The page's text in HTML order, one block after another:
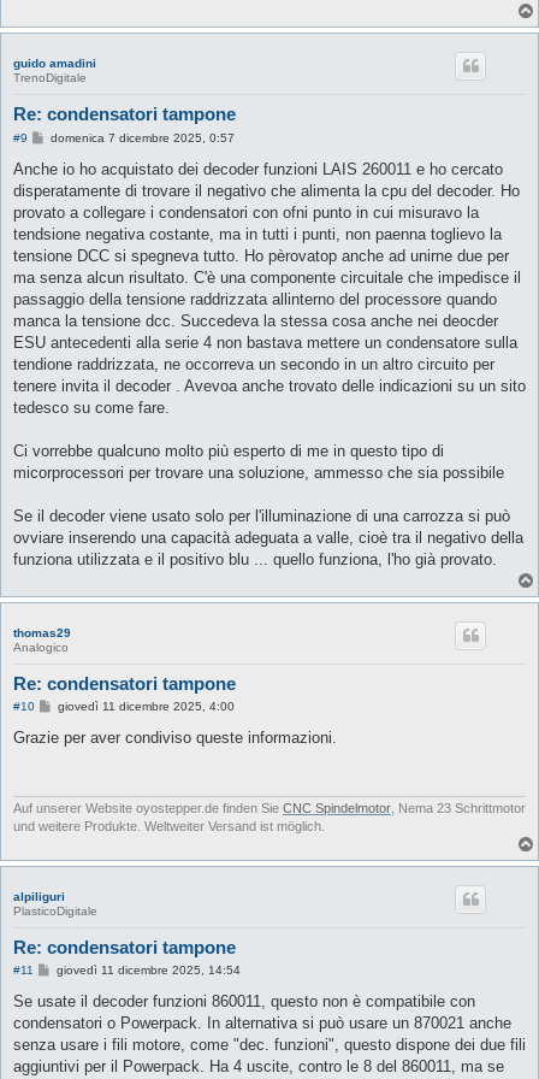
guido amadini
TrenoDigitale
Re: condensatori tampone
#9
M
s
a
g
i
o
domenica 7 dicembre 2025, 0:57
Anche io ho acquistato dei decoder funzioni LAIS 260011 e ho cercato
disperatamente di trovare il negativo che alimenta la cpu del decoder. Ho
provato a collegare i condensatori con ofni punto in cui misuravo la
tendsione negativa costante, ma in tutti i punti, non paenna toglievo la
tensione DCC si spegneva tutto. Ho pèrovatop anche ad unirne due per
ma senza alcun risultato. C'è una componente circuitale che impedisce il
passaggio della tensione raddrizzata allinterno del processore quando
manca la tensione dcc. Succedeva la stessa cosa anche nei deocder
ESU antecedenti alla serie 4 non bastava mettere un condensatore sulla
tendione raddrizzata, ne occorreva un secondo in un altro circuito per
tenere invita il decoder . Avevoa anche trovato delle indicazioni su un sito
tedesco su come fare.
Ci vorrebbe qualcuno molto più esperto di me in questo tipo di
micorprocessori per trovare una soluzione, ammesso che sia possibile
Se il decoder viene usato solo per l'illuminazione di una carrozza si può
ovviare inserendo una capacità adeguata a valle, cioè tra il negativo della
funziona utilizzata e il positivo blu ... quello funziona, l'ho già provato.
thomas29
Analogico
Re: condensatori tampone
#10
M
s
i
o
giovedì 11 dicembre 2025, 4:00
Grazie per aver condiviso queste informazioni.
Auf unserer Website oyostepper.de finden Sie CNC Spindelmotor , Nema 23 Schrittmotor
und weitere Produkte. Weltweiter Versand ist möglich.
alpiliguri
PlasticoDigitale
Re: condensatori tampone
#11
M
s
a
g
i
giovedì 11 dicembre 2025, 14:54
Se usate il decoder funzioni 860011, questo non è compatibile con
condensatori o Powerpack. In alternativa si può usare un 870021 anche
senza usare i fili motore, come "dec. funzioni", questo dispone dei due fili
aggiuntivi per il Powerpack. Ha 4 uscite, contro le 8 del 860011, ma se